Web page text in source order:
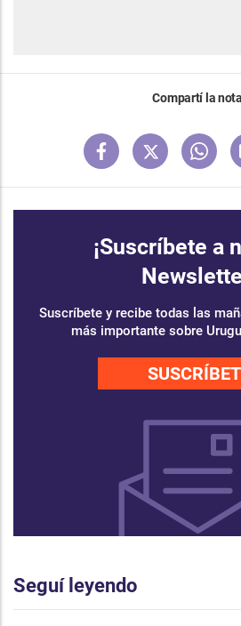
Compartí la
¡Suscríbete a
Suscríbete y recibe todas las
más importante sobre
Seguí leyendo